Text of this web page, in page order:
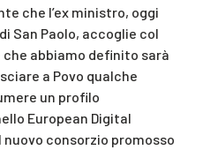
che l’ex ministro, oggi
San Paolo, accoglie col
abbiamo definito sarà
a Povo qualche
un profilo
European Digital
consorzio promosso